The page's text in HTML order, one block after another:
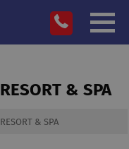
& SPA
& SPA